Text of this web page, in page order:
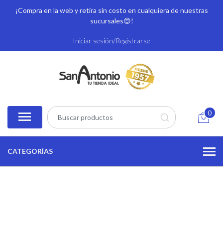
¡Compra en la web y retira sin costo en cualquiera de nuestras
sucursales😍!
Iniciar sesión/Registrarse
0
CATEGORÍAS